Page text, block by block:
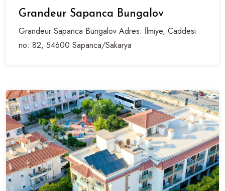
Grandeur Sapanca Bungalov
Grandeur Sapanca Bungalov Adres: İlmiye, Caddesi
no: 82, 54600 Sapanca/Sakarya